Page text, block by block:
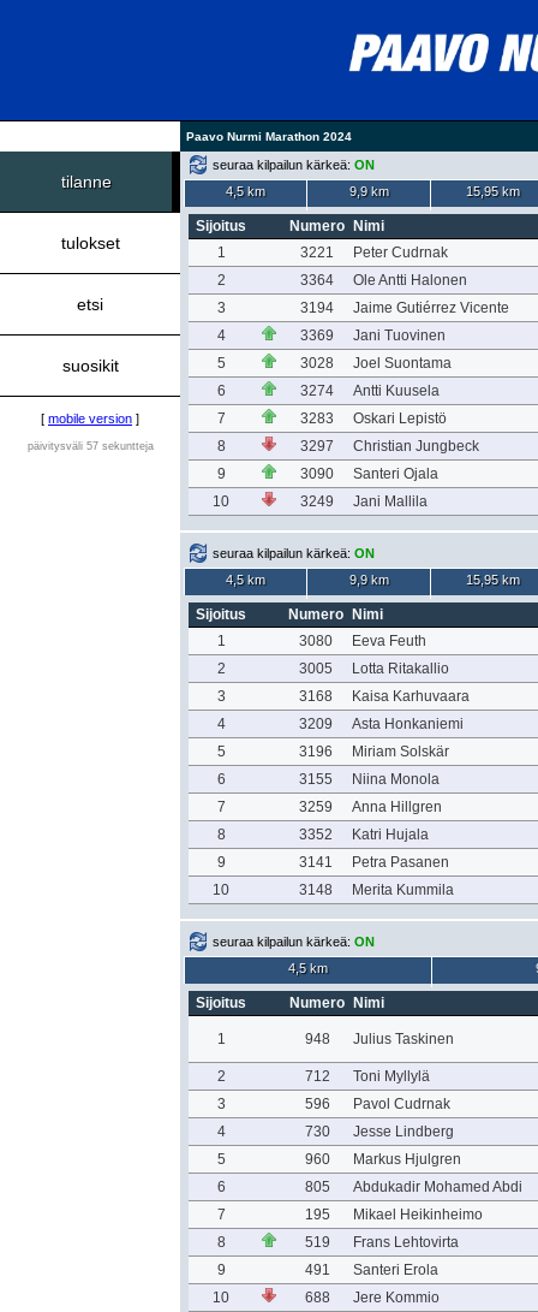
Paavo Nurmi Marathon 2024
tilanne
tulokset
etsi
suosikit
[ mobile version ]
päivitysväli 57 sekuntteja
seuraa kilpailun kärkeä: ON
4,5 km
9,9 km 15,95 km
Sijoitus Numero
Nimi
1
3221
Peter Cudrnak
2
3364
Ole Antti Halonen
3
3194
Jaime Gutiérrez Vicente
4
3369
Jani Tuovinen
5
3028
Joel Suontama
6
3274
Antti Kuusela
7
3283
Oskari Lepistö
8
3297
Christian Jungbeck
9
3090
Santeri Ojala
10
3249 Jani Mallila
seuraa kilpailun kärkeä: ON
4,5 km
9,9 km 15,95 km
Sijoitus Numero
Nimi
1
3080
Eeva Feuth
2
3005
Lotta Ritakallio
3
3168
Kaisa Karhuvaara
4
3209
Asta Honkaniemi
5
3196
Miriam Solskär
6
3155
Niina Monola
7
3259
Anna Hillgren
8
3352
Katri Hujala
9
3141
Petra Pasanen
10
3148 Merita Kummila
seuraa kilpailun kärkeä: ON
4,5 km
Sijoitus Numero Nimi
1 948 Julius Taskinen
2 712
Toni Myllylä
3
596
Pavol Cudrnak
4
730
Jesse Lindberg
5
960
Markus Hjulgren
6
805
Abdukadir Mohamed Abdi
7
195
Mikael Heikinheimo
8
519
Frans Lehtovirta
9
491
Santeri Erola
10
688 Jere Kommio